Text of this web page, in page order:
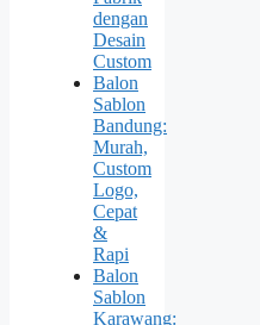
dengan
Desain
Custom
Balon
Sablon
Bandung:
Murah,
Custom
Logo,
Cepat
&
Rapi
Balon
Sablon
Karawang: